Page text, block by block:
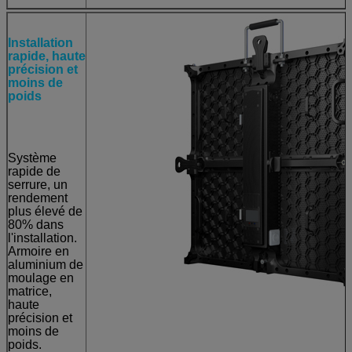
Installation
rapide, haute
précision et
moins de
poids
Système
rapide de
serrure, un
rendement
plus élevé de
80% dans
l'installation.
Armoire en
aluminium de
moulage en
matrice,
haute
précision et
moins de
poids.